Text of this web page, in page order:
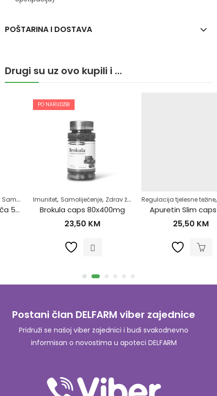
POŠTARINA I DOSTAVA
Drugi su uz ovo kupili i ...
,Zdrav život,Žensko zdravlje
PO NARUDŽBI
Imunitet Samoliječenje,Zdrav život ,Žensko zdravlje
Brokula caps 80x400mg
KM
Regulacija tjelesne težine,Zdrav život
Apuretin Slim caps a60
KM
Postani član DELFARM viber zajednice
Pridruži se našoj viber zajednici i budi svakodnevno
informisan o novostima u apoteci DELFARM